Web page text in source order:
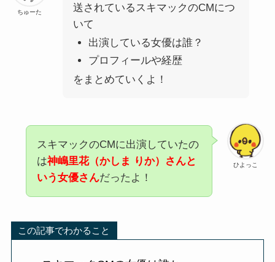
ちゅーた
送されているスキマックのCMにつ
いて
出演している女優は誰？
プロフィールや経歴
をまとめていくよ！
ひよっこ
スキマックのCMに出演していたの
は神嶋里花（かしま りか）さんと
いう女優さんだったよ！
この記事でわかること